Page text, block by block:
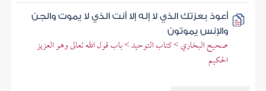
أعوذ بعزتك الذي لا إله إلا أنت الذي لا يموت والجن
والإنس يموتون
صحيح البخاري > كتاب التوحيد > باب قول الله تعالى وهو العزيز
الحكيم